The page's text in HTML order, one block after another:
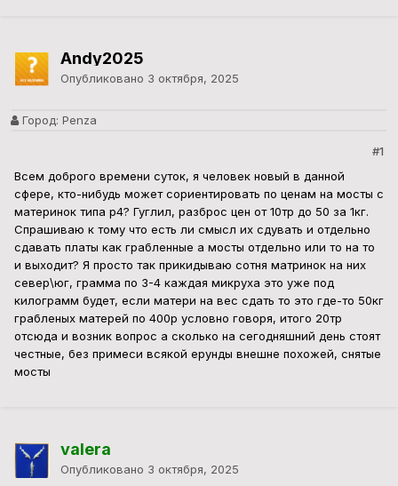
Andy2025
Опубликовано 3 октября, 2025
Город: Penza
#1
Всем доброго времени суток, я человек новый в данной
сфере, кто-нибудь может сориентировать по ценам на мосты с
материнок типа p4? Гуглил, разброс цен от 10тр до 50 за 1кг.
Спрашиваю к тому что есть ли смысл их сдувать и отдельно
сдавать платы как грабленные а мосты отдельно или то на то
и выходит? Я просто так прикидываю сотня матринок на них
север\юг, грамма по 3-4 каждая микруха это уже под
килограмм будет, если матери на вес сдать то это где-то 50кг
грабленых матерей по 400р условно говоря, итого 20тр
отсюда и возник вопрос а сколько на сегодняшний день стоят
честные, без примеси всякой ерунды внешне похожей, снятые
мосты
valera
Опубликовано 3 октября, 2025